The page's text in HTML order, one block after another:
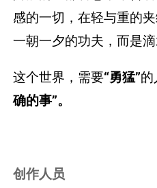
感的一切，在轻与重的
一朝一夕的功夫，而是滴
这个世界，需要“勇猛”
确的事”。
创作人员